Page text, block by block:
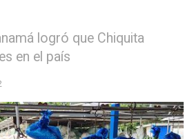
logró que Chiquita
en el país